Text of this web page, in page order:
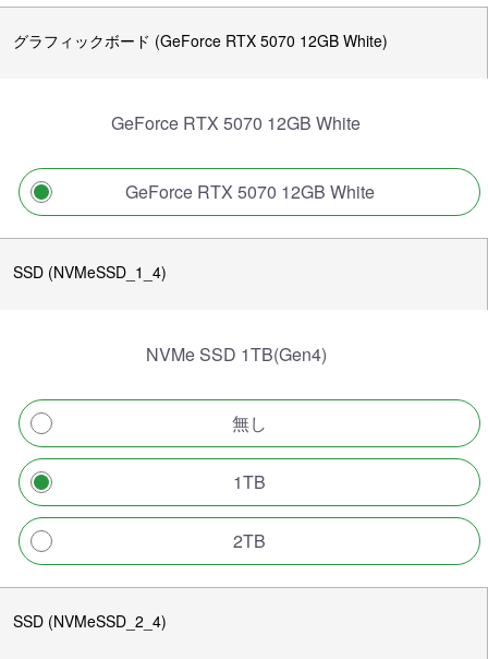
グラフィックボード (GeForce RTX 5070 12GB White)
GeForce RTX 5070 12GB White
GeForce RTX 5070 12GB White
SSD (NVMeSSD_1_4)
NVMe SSD 1TB(Gen4)
無し
1TB
2TB
SSD (NVMeSSD_2_4)